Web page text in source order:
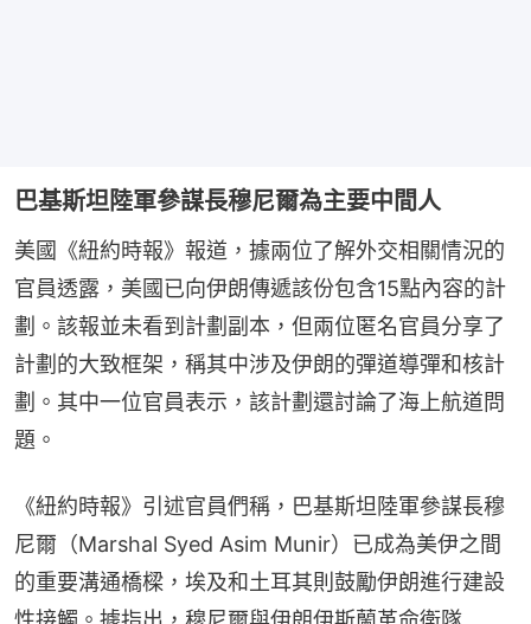
巴基斯坦陸軍參謀長穆尼爾為主要中間人
美國《紐約時報》報道，據兩位了解外交相關情況的
官員透露，美國已向伊朗傳遞該份包含15點內容的計
劃。該報並未看到計劃副本，但兩位匿名官員分享了
計劃的大致框架，稱其中涉及伊朗的彈道導彈和核計
劃。其中一位官員表示，該計劃還討論了海上航道問
題。
《紐約時報》引述官員們稱，巴基斯坦陸軍參謀長穆
尼爾（Marshal Syed Asim Munir）已成為美伊之間
的重要溝通橋樑，埃及和土耳其則鼓勵伊朗進行建設